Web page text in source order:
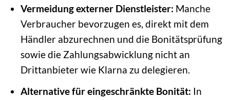
Vermeidung externer Dienstleister: Manche
Verbraucher bevorzugen es, direkt mit dem
Händler abzurechnen und die Bonitätsprüfung
sowie die Zahlungsabwicklung nicht an
Drittanbieter wie Klarna zu delegieren.
Alternative für eingeschränkte Bonität: In